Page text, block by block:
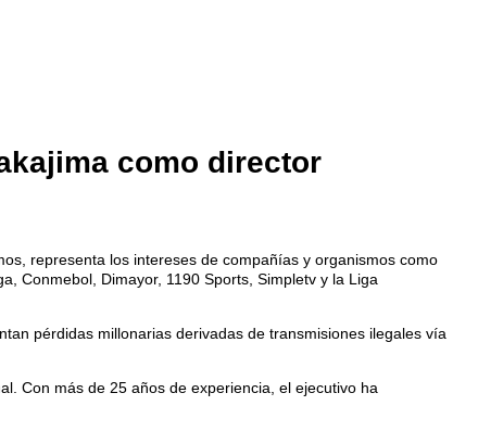
como director
representa los intereses de compañías y organismos como
Conmebol, Dimayor, 1190 Sports, Simpletv y la Liga
pérdidas millonarias derivadas de transmisiones ilegales vía
Con más de 25 años de experiencia, el ejecutivo ha